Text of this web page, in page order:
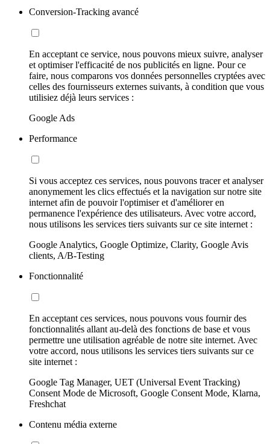
Conversion-Tracking avancé
En acceptant ce service, nous pouvons mieux suivre, analyser
et optimiser l'efficacité de nos publicités en ligne. Pour ce
faire, nous comparons vos données personnelles cryptées avec
celles des fournisseurs externes suivants, à condition que vous
utilisiez déjà leurs services :
Google Ads
Performance
Si vous acceptez ces services, nous pouvons tracer et analyser
anonymement les clics effectués et la navigation sur notre site
internet afin de pouvoir l'optimiser et d'améliorer en
permanence l'expérience des utilisateurs. Avec votre accord,
nous utilisons les services tiers suivants sur ce site internet :
Google Analytics, Google Optimize, Clarity, Google Avis
clients, A/B-Testing
Fonctionnalité
En acceptant ces services, nous pouvons vous fournir des
fonctionnalités allant au-delà des fonctions de base et vous
permettre une utilisation agréable de notre site internet. Avec
votre accord, nous utilisons les services tiers suivants sur ce
site internet :
Google Tag Manager, UET (Universal Event Tracking)
Consent Mode de Microsoft, Google Consent Mode, Klarna,
Freshchat
Contenu média externe